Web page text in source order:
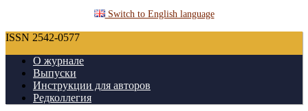
Switch to English language
ISSN 2542-0577
О журнале
Выпуски
Инструкции для авторов
Редколлегия